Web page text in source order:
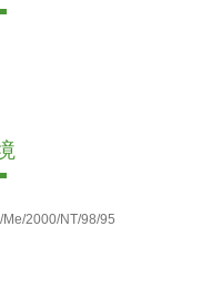
2000/NT/98/95